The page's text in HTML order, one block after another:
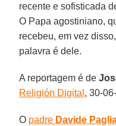
recente e sofisticada
O Papa agostiniano,
recebeu, em vez
palavra é dele.
A reportagem é de
Religión Digital , 30-
O padre Davide